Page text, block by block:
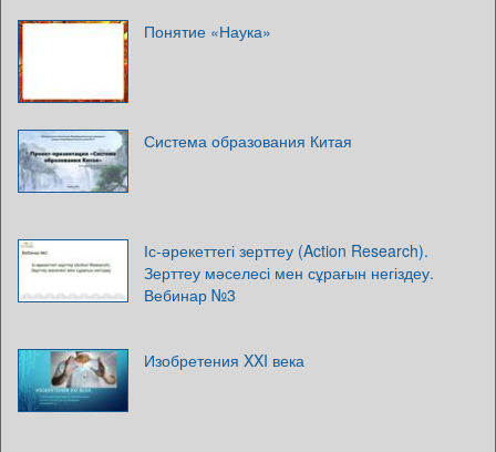
Понятие «Наука»
Система образования Китая
Іс-әрекеттегі зерттеу (Action Research).
Зерттеу мәселесі мен сұрағын негіздеу.
Вебинар №3
Изобретения XXI века